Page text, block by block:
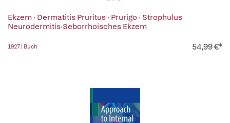
Ekzem · Dermatitis Pruritus · Prurigo · Strophulus
Neurodermitis·Seborrhoisches Ekzem
1927 | Buch 54,99 €*